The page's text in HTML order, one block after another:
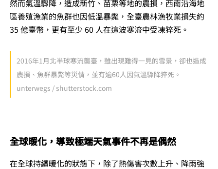
然而氣溫驟降，造成新竹、苗栗等地的農損，西南沿海地
區養殖漁業的魚群也因低溫暴斃，全臺農林漁牧業損失約
35 億臺幣，更有至少 60 人在這波寒流中受凍猝死。
2016年1月北半球寒流襲臺，雖出現難得一見的雪景，卻也造成
農損、魚群暴斃等災情，並有逾60人因氣溫驟降猝死。
unterwegs / shutterstock.com
全球暖化，導致極端天氣事件不再是偶然
在全球持續暖化的狀態下，除了熱傷害次數上升、降雨強